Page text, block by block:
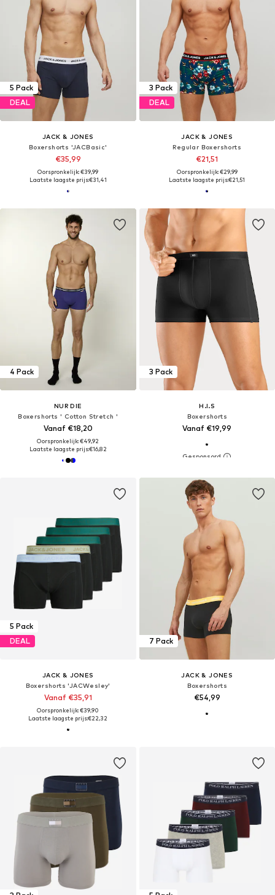
5 Pack
DEAL
JACK & JONES
Boxershorts 'JACBasic'
€35,99
Oorspronkelijk: €39,99
Laatste laagste prijs:€31,41
3 Pack
DEAL
JACK & JONES
Regular Boxershorts
€21,51
Oorspronkelijk: €29,99
Laatste laagste prijs:€21,51
4 Pack
NUR DIE
Boxershorts ' Cotton Stretch '
Vanaf €18,20
Oorspronkelijk: €49,92
Laatste laagste prijs:€16,82
3 Pack
H.I.S
Boxershorts
Vanaf €19,99
5 Pack
DEAL
JACK & JONES
Boxershorts 'JACWesley'
Vanaf €35,91
Oorspronkelijk: €39,90
Laatste laagste prijs:€22,32
7 Pack
JACK & JONES
Boxershorts
€54,99